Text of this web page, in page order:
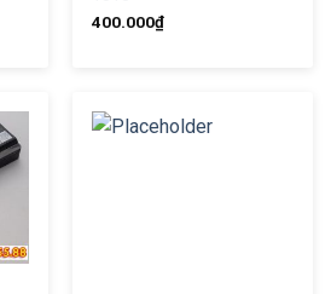
400.000₫